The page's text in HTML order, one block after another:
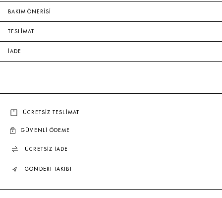
BAKIM ÖNERİSİ
TESLİMAT
İADE
ÜCRETSİZ TESLİMAT
GÜVENLİ ÖDEME
ÜCRETSİZ İADE
GÖNDERİ TAKİBİ